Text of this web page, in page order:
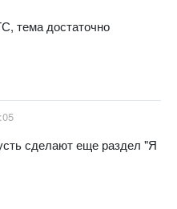
тема достаточно
сделают еще раздел "Я